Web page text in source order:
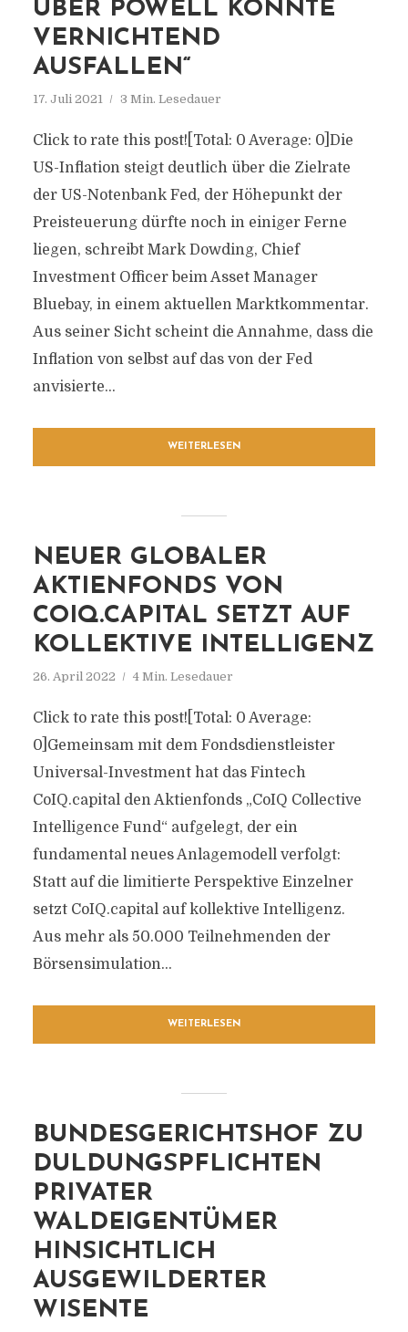
ÜBER POWELL KÖNNTE
VERNICHTEND
AUSFALLEN“
17. Juli 2021 3 Min. Lesedauer
Click to rate this post![Total: 0 Average: 0]Die
US-Inflation steigt deutlich über die Zielrate
der US-Notenbank Fed, der Höhepunkt der
Preisteuerung dürfte noch in einiger Ferne
liegen, schreibt Mark Dowding, Chief
Investment Officer beim Asset Manager
Bluebay, in einem aktuellen Marktkommentar.
Aus seiner Sicht scheint die Annahme, dass die
Inflation von selbst auf das von der Fed
anvisierte...
WEITERLESEN
NEUER GLOBALER
AKTIENFONDS VON
COIQ.CAPITAL SETZT AUF
KOLLEKTIVE INTELLIGENZ
26. April 2022 4 Min. Lesedauer
Click to rate this post![Total: 0 Average:
0]Gemeinsam mit dem Fondsdienstleister
Universal-Investment hat das Fintech
CoIQ.capital den Aktienfonds „CoIQ Collective
Intelligence Fund“ aufgelegt, der ein
fundamental neues Anlagemodell verfolgt:
Statt auf die limitierte Perspektive Einzelner
setzt CoIQ.capital auf kollektive Intelligenz.
Aus mehr als 50.000 Teilnehmenden der
Börsensimulation...
WEITERLESEN
BUNDESGERICHTSHOF ZU
DULDUNGSPFLICHTEN
PRIVATER
WALDEIGENTÜMER
HINSICHTLICH
AUSGEWILDERTER
WISENTE